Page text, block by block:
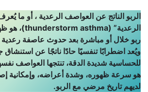
الربو الناتج عن العواصف الرعدية ، أو ما
الرعدية” (thunderstorm asthma)، هو
ربو خلال أو مباشرة بعد حدوث عاصفة
ويُعد اضطرابًا تنفسيًا حادًا ناتجًا عن
للحساسية شديدة الدقة، تنتجها العواصف
هو سرعة ظهوره، وشدة أعراضه، وإمكانية
لديهم تاريخ مرضي مع الربو.